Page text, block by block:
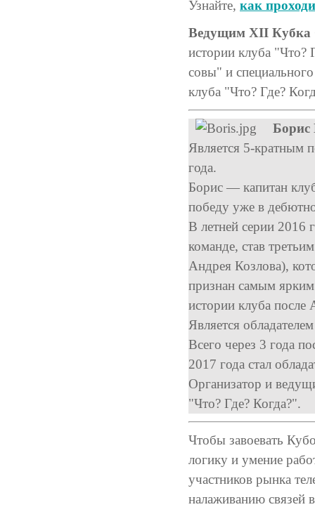
Узнайте, как
Ведущим XII Кубка
истории клуба "Что?
совы" и
клуба "Что? Где?
Борис
Является 5-кратным
года.
Борис — капитан
победу уже в
В летней серии 2016
команде, став
Андрея Козлова),
признан самым
истории клуба после
Является
Всего через 3 года
2017 года стал
Организатор и
"Что? Где? Когда?".
Чтобы завоевать
логику и умение
участников рынка
налаживанию связей